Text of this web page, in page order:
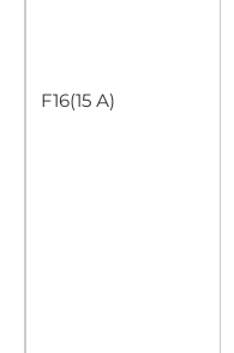
F16(15 А)